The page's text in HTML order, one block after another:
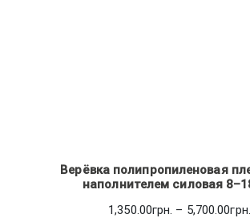
Верёвка полипропиленовая
наполнителем силовая
1,350.00грн. – 5,700.00грн.